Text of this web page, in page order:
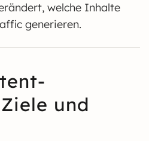
welche Inhalte
generieren.
und